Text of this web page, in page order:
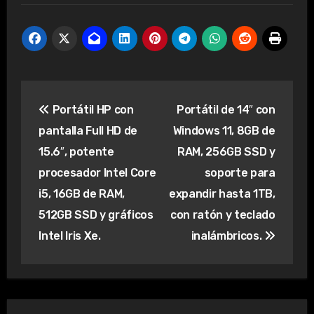
de
entradas
Portátil HP con
pantalla Full HD de
15.6″, potente
procesador Intel Core
i5, 16GB de RAM,
512GB SSD y gráficos
Intel Iris Xe.
Portátil de 14″ con
Windows 11, 8GB de
RAM, 256GB SSD y
soporte para
expandir hasta 1TB,
con ratón y teclado
inalámbricos.